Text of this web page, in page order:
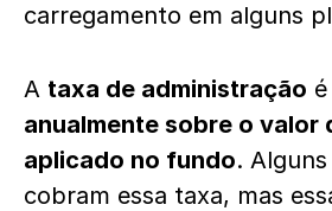
carregamento em alguns
A taxa de administração
anualmente sobre o valor
aplicado no fundo.
cobram essa taxa, mas